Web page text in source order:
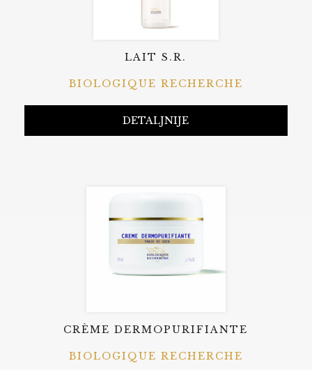
LAIT S.R.
BIOLOGIQUE RECHERCHE
DETALJNIJE
CRÈME DERMOPURIFIANTE
BIOLOGIQUE RECHERCHE